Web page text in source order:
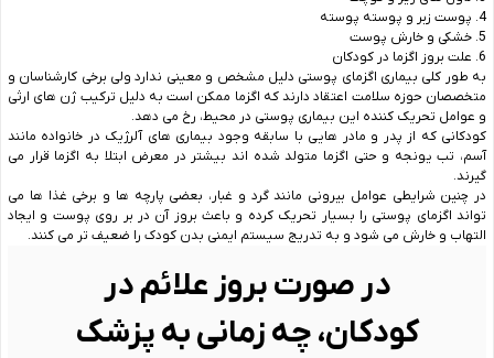
4. پوست زبر و پوسته پوسته
5. خشکی و خارش پوست
6. علت بروز اگزما در کودکان
به طور کلی بیماری اگزمای پوستی دلیل مشخص و معینی ندارد ولی برخی کارشناسان و
متخصصان حوزه سلامت اعتقاد دارند که اگزما ممکن است به دلیل ترکیب ژن های ارثی
و عوامل تحریک کننده این بیماری پوستی در محیط، رخ می دهد.
کودکانی که از پدر و مادر هایی با سابقه وجود بیماری های آلرژیک در خانواده مانند
آسم، تب یونجه و حتی اگزما متولد شده اند بیشتر در معرض ابتلا به اگزما قرار می
گیرند.
در چنین شرایطی عوامل بیرونی مانند گرد و غبار، بعضی پارچه ها و برخی غذا ها می
تواند اگزمای پوستی را بسیار تحریک کرده و باعث بروز آن در بر روی پوست و ایجاد
التهاب و خارش می شود و به تدریج سیستم ایمنی بدن کودک را ضعیف تر می کنند.
در صورت بروز علائم در
کودکان، چه زمانی به پزشک